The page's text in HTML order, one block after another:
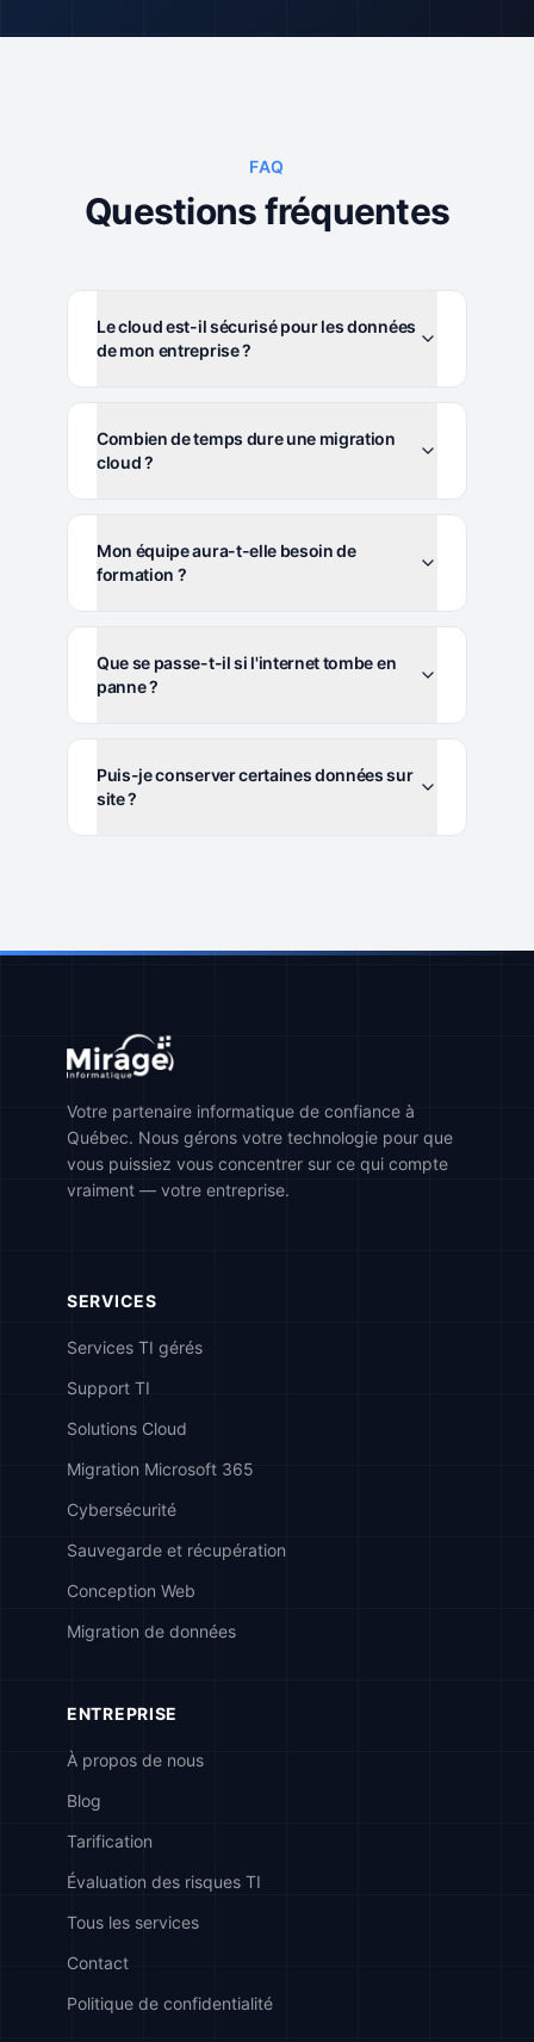
FAQ
Questions fréquentes
Le cloud est-il sécurisé pour les données
de mon entreprise ?
Combien de temps dure une migration
cloud ?
Mon équipe aura-t-elle besoin de
formation ?
Que se passe-t-il si l'internet tombe en
panne ?
Puis-je conserver certaines données sur
site ?
Votre partenaire informatique de confiance à
Québec. Nous gérons votre technologie pour que
vous puissiez vous concentrer sur ce qui compte
vraiment — votre entreprise.
SERVICES
Services TI gérés
Support TI
Solutions Cloud
Migration Microsoft 365
Cybersécurité
Sauvegarde et récupération
Conception Web
Migration de données
ENTREPRISE
À propos de nous
Blog
Tarification
Évaluation des risques TI
Tous les services
Contact
Politique de confidentialité